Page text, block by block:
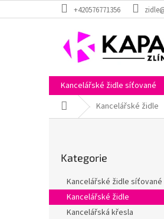
na
+420576771356
Kancelářské židle síťované
Domů Kancelářské židle
a
n
kategorie
Kategorie
Kancelářské židle síťované
Kancelářské židle
Kancelářská křesla